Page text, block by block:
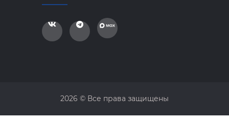
2026 © Все права защищены